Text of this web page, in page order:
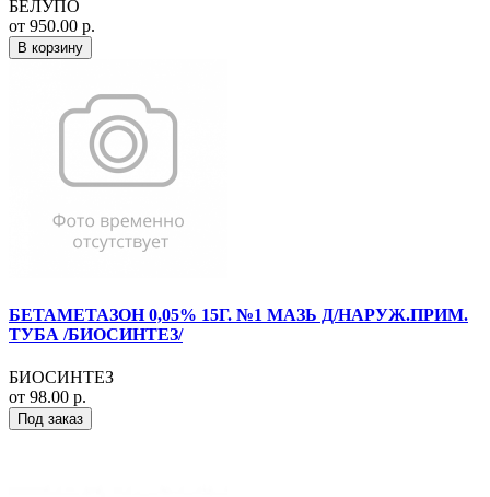
БЕЛУПО
от 950.00 р.
В корзину
БЕТАМЕТАЗОН 0,05% 15Г. №1 МАЗЬ Д/НАРУЖ.ПРИМ.
ТУБА /БИОСИНТЕЗ/
БИОСИНТЕЗ
от 98.00 р.
Под заказ